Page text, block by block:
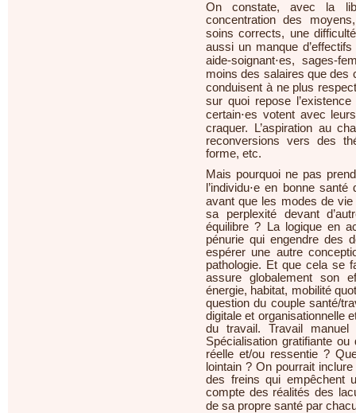
On constate, avec la
concentration des
soins corrects, une
aussi un manque
aide-soignant⋅es, sages-
moins des salaires que des
conduisent à ne plus
sur quoi repose
certain⋅es votent avec
craquer. L’aspiration au
reconversions vers des
forme, etc.
Mais pourquoi ne pas
l’individu⋅e en bonne
avant que les modes de
sa perplexité devant
équilibre ? La logique en
pénurie qui engendre des
espérer une autre
pathologie. Et que cela se
assure globalement son
énergie, habitat, mobilité
question du couple santé/
digitale et organisationnelle
du travail. Travail
Spécialisation gratifiante
réelle et/ou ressentie ?
lointain ? On pourrait
des freins qui empêchent
compte des réalités des
de sa propre santé par